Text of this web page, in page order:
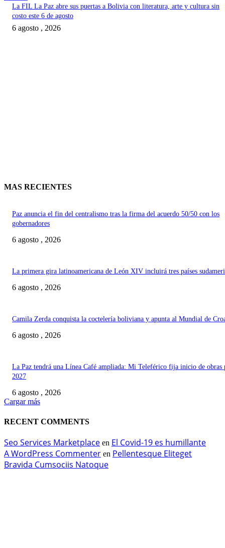
La FIL La Paz abre sus puertas a Bolivia con literatura, arte y cultura sin
costo este 6 de agosto
6 agosto , 2026
MAS RECIENTES
Paz anuncia el fin del centralismo tras la firma del acuerdo 50/50 con los
gobernadores
6 agosto , 2026
La primera gira latinoamericana de León XIV incluirá tres países
6 agosto , 2026
Camila Zerda conquista la coctelería boliviana y apunta al Mundial de
6 agosto , 2026
La Paz tendrá una Línea Café ampliada: Mi Teleférico fija inicio de obras
2027
6 agosto , 2026
Cargar más
RECENT COMMENTS
Seo Services Marketplace en El Covid-19 es humillante
A WordPress Commenter en Pellentesque Eliteget
Bravida Cumsociis Natoque